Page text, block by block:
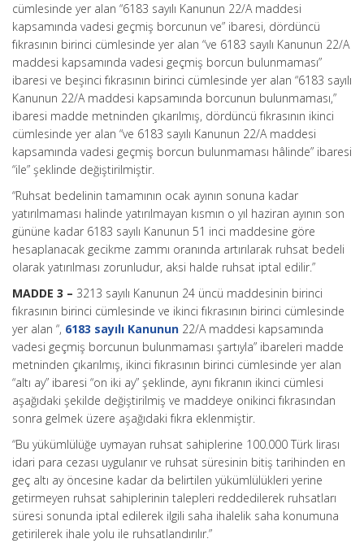
cümlesinde yer alan “6183 sayılı Kanunun 22/A maddesi
kapsamında vadesi geçmiş borcunun ve” ibaresi, dördüncü
fıkrasının birinci cümlesinde yer alan “ve 6183 sayılı Kanunun 22/A
maddesi kapsamında vadesi geçmiş borcun bulunmaması”
ibaresi ve beşinci fıkrasının birinci cümlesinde yer alan “6183 sayılı
Kanunun 22/A maddesi kapsamında borcunun bulunmaması,”
ibaresi madde metninden çıkarılmış, dördüncü fıkrasının ikinci
cümlesinde yer alan “ve 6183 sayılı Kanunun 22/A maddesi
kapsamında vadesi geçmiş borcun bulunmaması hâlinde” ibaresi
“ile” şeklinde değiştirilmiştir.
“Ruhsat bedelinin tamamının ocak ayının sonuna kadar
yatırılmaması halinde yatırılmayan kısmın o yıl haziran ayının son
gününe kadar 6183 sayılı Kanunun 51 inci maddesine göre
hesaplanacak gecikme zammı oranında artırılarak ruhsat bedeli
olarak yatırılması zorunludur, aksi halde ruhsat iptal edilir.”
MADDE 3 – 3213 sayılı Kanunun 24 üncü maddesinin birinci
fıkrasının birinci cümlesinde ve ikinci fıkrasının birinci cümlesinde
yer alan “, 6183 sayılı Kanunun 22/A maddesi kapsamında
vadesi geçmiş borcunun bulunmaması şartıyla” ibareleri madde
metninden çıkarılmış, ikinci fıkrasının birinci cümlesinde yer alan
“altı ay” ibaresi “on iki ay” şeklinde, aynı fıkranın ikinci cümlesi
aşağıdaki şekilde değiştirilmiş ve maddeye onikinci fıkrasından
sonra gelmek üzere aşağıdaki fıkra eklenmiştir.
“Bu yükümlülüğe uymayan ruhsat sahiplerine 100.000 Türk lirası
idari para cezası uygulanır ve ruhsat süresinin bitiş tarihinden en
geç altı ay öncesine kadar da belirtilen yükümlülükleri yerine
getirmeyen ruhsat sahiplerinin talepleri reddedilerek ruhsatları
süresi sonunda iptal edilerek ilgili saha ihalelik saha konumuna
getirilerek ihale yolu ile ruhsatlandırılır.”